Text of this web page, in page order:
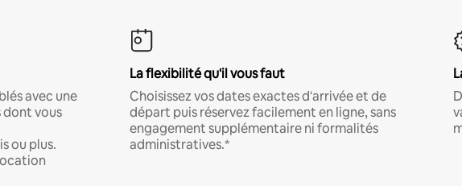
avec une
dont vous
ou plus.
La flexibilité qu'il vous faut
Choisissez vos dates exactes d'arrivée et de
départ puis réservez facilement en ligne, sans
engagement supplémentaire ni formalités
administratives.*